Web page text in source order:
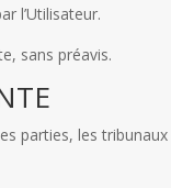
l’Utilisateur.
sans préavis.
parties, les